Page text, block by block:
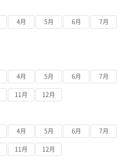
4月 5月 6月 7月
4月 5月 6月 7月
11月 12月
4月 5月 6月 7月
11月 12月